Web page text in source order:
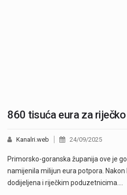
860 tisuća eura za
Kanalri.web 24/09/2025
Primorsko-goranska županija ove je
namijenila milijun eura potpora. Nakon
dodijeljena i riječkim poduzetnicima.…